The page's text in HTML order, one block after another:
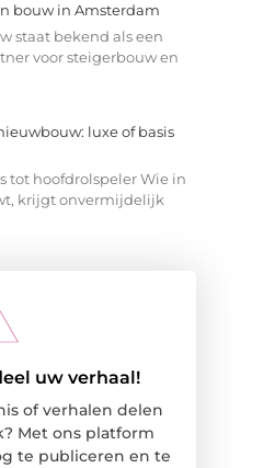
bouw in Amsterdam
staat bekend als een
voor steigerbouw en
luxe of basis
tot hoofdrolspeler Wie in
krijgt onvermijdelijk
uw verhaal!
of verhalen delen
Met ons platform
te publiceren en te